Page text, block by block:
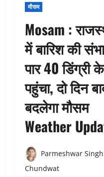
मौसम
Mosam :
में बारिश की
पार 40 डिंग्री
पहुंचा, दो दिन
बदलेगा मौसम
Weather
Parmeshwar Singh
Chundwat